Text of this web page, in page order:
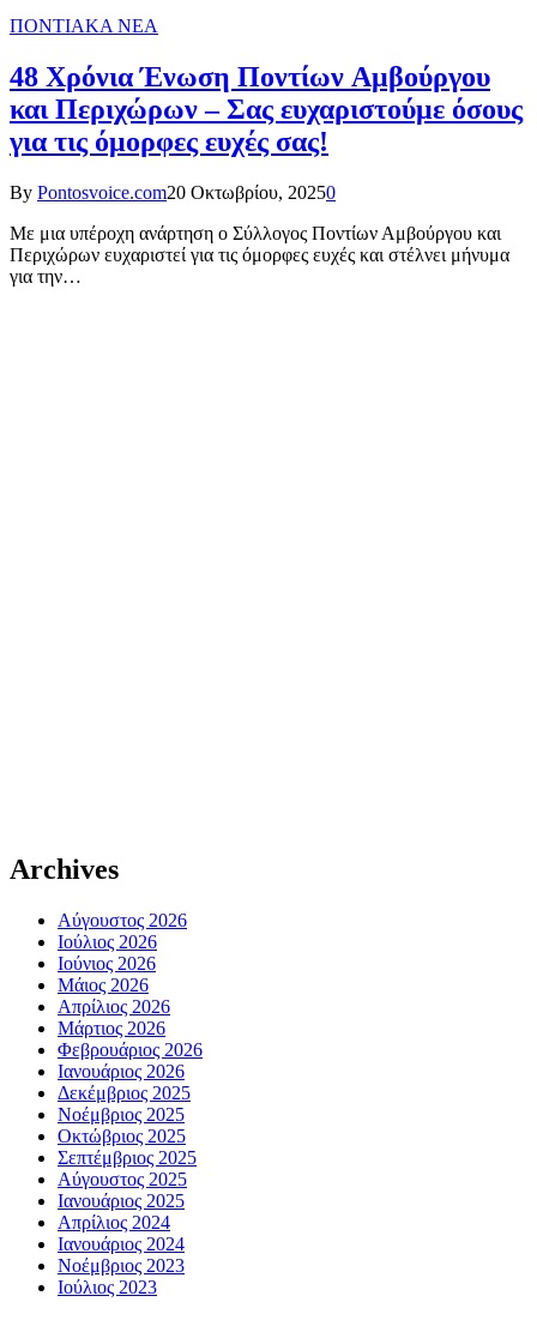
ΠΟΝΤΙΑΚΑ ΝΕΑ
48 Χρόνια Ένωση Ποντίων Αμβούργου
και Περιχώρων – Σας ευχαριστούμε όσους
για τις όμορφες ευχές σας!
By Pontosvoice.com20 Οκτωβρίου, 20250
Με μια υπέροχη ανάρτηση ο Σύλλογος Ποντίων Αμβούργου και
Περιχώρων ευχαριστεί για τις όμορφες ευχές και στέλνει μήνυμα
για την…
Archives
Αύγουστος 2026
Ιούλιος 2026
Ιούνιος 2026
Μάιος 2026
Απρίλιος 2026
Μάρτιος 2026
Φεβρουάριος 2026
Ιανουάριος 2026
Δεκέμβριος 2025
Νοέμβριος 2025
Οκτώβριος 2025
Σεπτέμβριος 2025
Αύγουστος 2025
Ιανουάριος 2025
Απρίλιος 2024
Ιανουάριος 2024
Νοέμβριος 2023
Ιούλιος 2023